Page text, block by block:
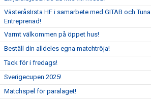
VästeråsIrsta HF i samarbete med GITAB och Tuna
Entreprenad!
Varmt välkommen på öppet hus!
Beställ din alldeles egna matchtröja!
Tack för i fredags!
Sverigecupen 2025!
Matchspel för paralaget!